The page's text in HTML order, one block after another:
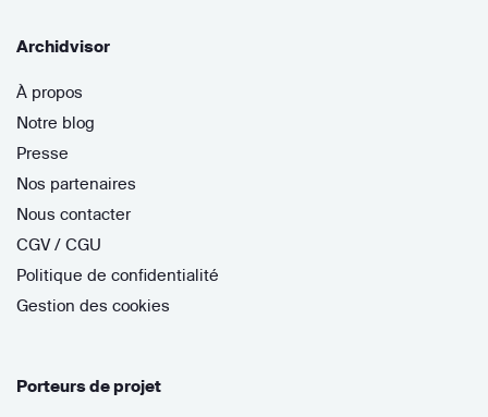
Archidvisor
À propos
Notre blog
Presse
Nos partenaires
Nous contacter
CGV / CGU
Politique de confidentialité
Gestion des cookies
Porteurs de projet